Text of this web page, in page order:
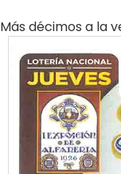
Más décimos a la